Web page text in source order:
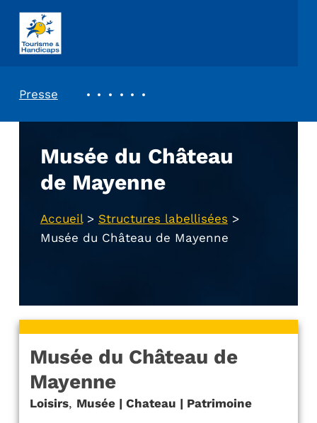
ASSOCIATION TOURISME ET HANDICAPS
Presse
Musée du Château
de Mayenne
Accueil> Structures labellisées >
Musée du Château de Mayenne
Musée du Château de
Mayenne
Loisirs, Musée | Chateau | Patrimoine